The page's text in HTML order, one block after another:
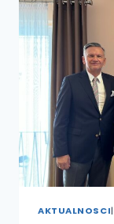
AKTUALNOSCI|